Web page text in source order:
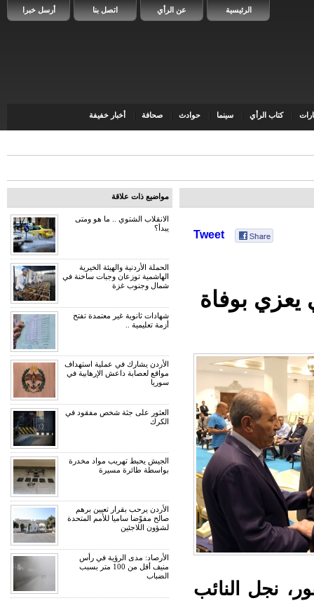
أرسل خبرا اتصل بنا عن الرأي الرئيسية
كتاب الرأي سينما حوادث صحافة أخبار خفيفة
Tweet
يعزي بوفاة
نجل النائب
مواضيع ذات علاقة
الانقلاب الشتوي .. ما هو ومتى
يبدأ؟
الحملة الأردنية والهيئة الخيرية
الهاشمية توزعان وجبات ساخنة في
شمال وجنوب غزة
شهادات ثانوية غير معتمدة تفتح
أزمة تعليمية ..
الأردن يشارك في عملية استهداف
مواقع لعصابة داعش الإرهابية في
سوريا
العثور على جثة شخص مفقود في
الكرك
الجيش يحبط تهريب مواد مخدرة
بواسطة طائرة مسيرة
الأردن يرحب بقرار تعيين برهم
صالح مفوّضا ساميا للأمم المتحدة
لشؤون اللاجئين
الأرصاد: مدى الرؤية في رأس
منيف أقل من 100 متر بسبب
الضباب